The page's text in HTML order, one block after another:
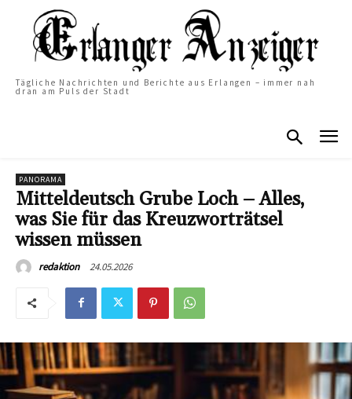
Tägliche Nachrichten und Berichte aus Erlangen – immer nah
dran am Puls der Stadt
PANORAMA
Mitteldeutsch Grube Loch – Alles,
was Sie für das Kreuzworträtsel
wissen müssen
redaktion 24.05.2026